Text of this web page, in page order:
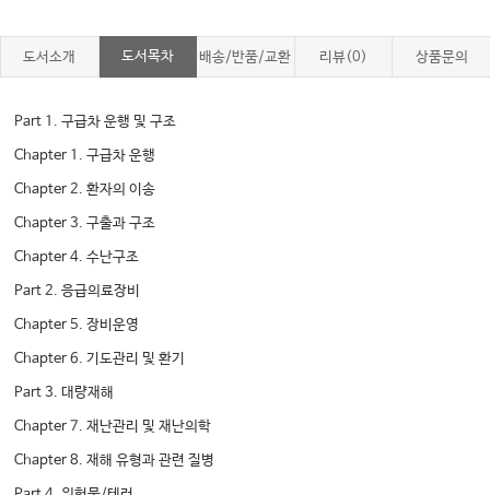
도서소개 도서목차 배송/반품/교환 리뷰(0) 상품문의
Part 1. 구급차 운행 및 구조
Chapter 1. 구급차 운행
Chapter 2. 환자의 이송
Chapter 3. 구출과 구조
Chapter 4. 수난구조
Part 2. 응급의료장비
Chapter 5. 장비운영
Chapter 6. 기도관리 및 환기
Part 3. 대량재해
Chapter 7. 재난관리 및 재난의학
Chapter 8. 재해 유형과 관련 질병